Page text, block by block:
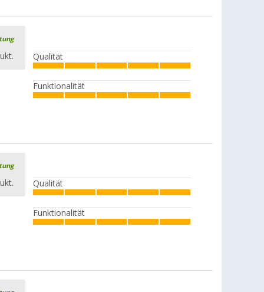
Qualität
Funktionalität
Qualität
Funktionalität